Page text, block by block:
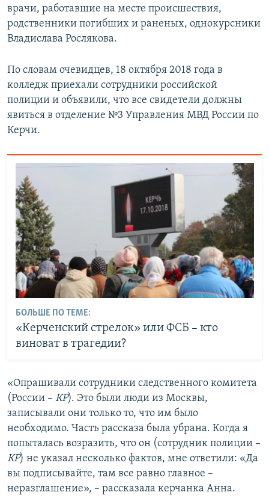
врачи, работавшие на месте происшествия,
родственники погибших и раненых, однокурсники
Владислава Рослякова.
По словам очевидцев, 18 октября 2018 года в
колледж приехали сотрудники российской
полиции и объявили, что все свидетели должны
явиться в отделение №3 Управления МВД России по
Керчи.
БОЛЬШЕ ПО ТЕМЕ:
«Керченский стрелок» или ФСБ – кто
виноват в трагедии?
«Опрашивали сотрудники следственного комитета
(России – КР). Это были люди из Москвы,
записывали они только то, что им было
необходимо. Часть рассказа была убрана. Когда я
попыталась возразить, что он (сотрудник полиции –
КР) не указал несколько фактов, мне ответили: «Да
вы подписывайте, там все равно главное –
неразглашение», – рассказала керчанка Анна.